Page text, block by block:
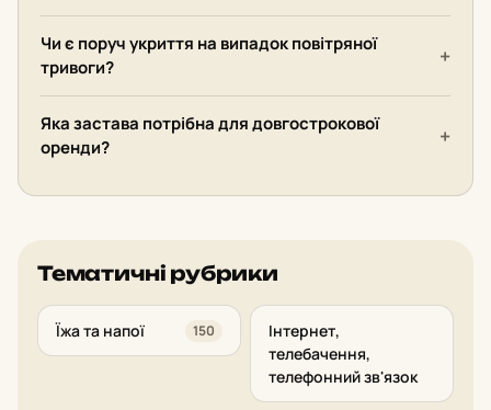
Чи є поруч укриття на випадок повітряної
тривоги?
Яка застава потрібна для довгострокової
оренди?
Тематичні рубрики
Їжа та напої 150
Інтернет,
телебачення,
телефонний зв'язок